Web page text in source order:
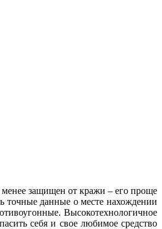
защищен от кражи – его проще
точные данные о месте нахождении
Высокотехнологичное
себя и свое любимое средство